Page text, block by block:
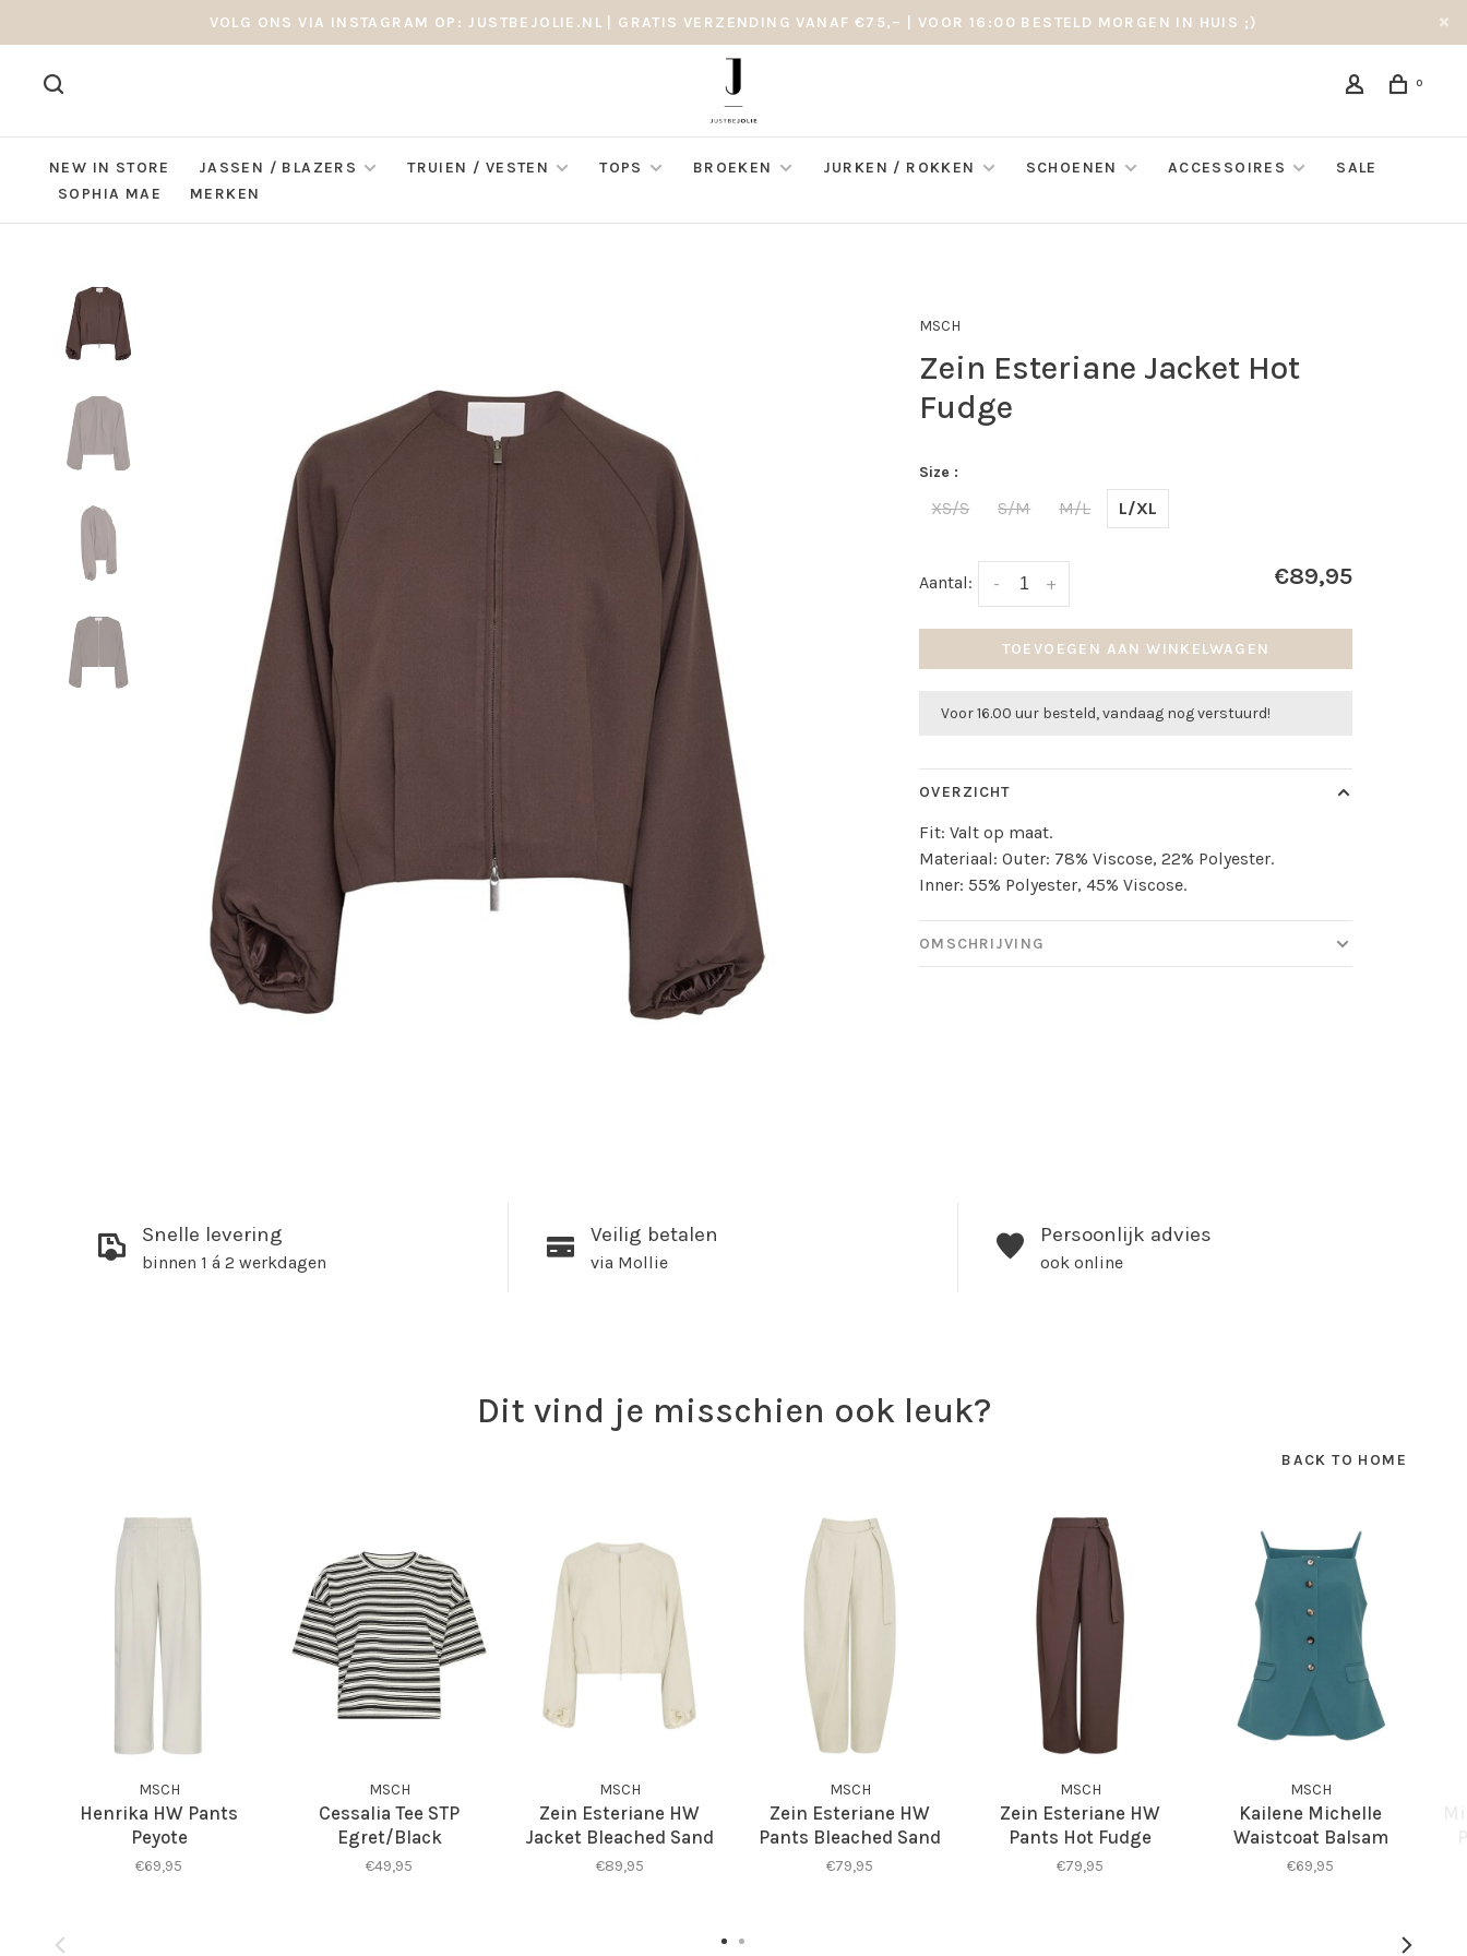
VOLG ONS VIA INSTAGRAM OP: JUSTBEJOLIE.NL | GRATIS VERZENDING VANAF €75,– | VOOR 16:00 BESTELD MORGEN IN HUIS ;)
0
NEW IN STORE JASSEN / BLAZERS TRUIEN / VESTEN TOPS BROEKEN JURKEN / ROKKEN SCHOENEN ACCESSOIRES
SALE
SOPHIA MAE
MERKEN
MSCH
Zein Esteriane Jacket Hot
Fudge
Size :
XS/S S/M M/L L/XL
Aantal: +
- €89,95
TOEVOEGEN AAN WINKELWAGEN
Voor 16.00 uur besteld, vandaag nog verstuurd!
OVERZICHT
Fit: Valt op maat.
Materiaal: Outer: 78% Viscose, 22% Polyester.
Inner: 55% Polyester, 45% Viscose.
OMSCHRIJVING
Snelle levering
binnen 1 á 2 werkdagen
Veilig betalen
via Mollie
Persoonlijk advies
ook online
Dit vind je misschien ook leuk?
BACK TO HOME
MSCH
Henrika HW Pants
Peyote
€69,95
MSCH
Cessalia Tee STP
Egret/Black
€49,95
MSCH
Zein Esteriane HW
Jacket Bleached Sand
€89,95
MSCH
Zein Esteriane HW
Pants Bleached Sand
€79,95
MSCH
Zein Esteriane HW
Pants Hot Fudge
€79,95
MSCH
Kailene Michelle
Waistcoat Balsam
€69,95